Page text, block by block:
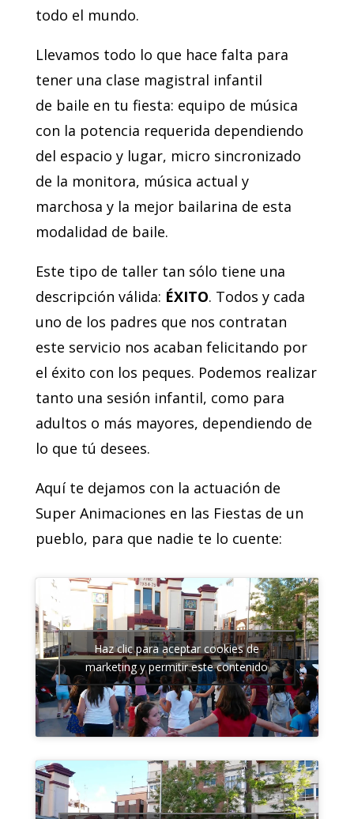
todo el mundo.
Llevamos todo lo que hace falta para
tener una clase magistral infantil
de baile en tu fiesta: equipo de música
con la potencia requerida dependiendo
del espacio y lugar, micro sincronizado
de la monitora, música actual y
marchosa y la mejor bailarina de esta
modalidad de baile.
Este tipo de taller tan sólo tiene una
descripción válida: ÉXITO. Todos y cada
uno de los padres que nos contratan
este servicio nos acaban felicitando por
el éxito con los peques. Podemos realizar
tanto una sesión infantil, como para
adultos o más mayores, dependiendo de
lo que tú desees.
Aquí te dejamos con la actuación de
Super Animaciones en las Fiestas de un
pueblo, para que nadie te lo cuente:
Haz clic para aceptar cookies de
marketing y permitir este contenido